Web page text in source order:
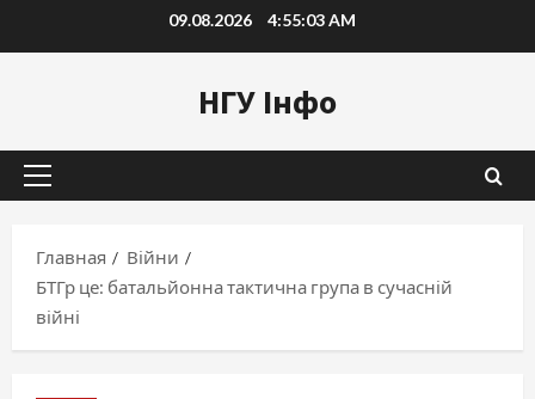
к
09.08.2026 4:55:04 AM
НГУ Інфо
Основное
Главная
Війни
БТГр це: батальйонна тактична група в сучасній
війні